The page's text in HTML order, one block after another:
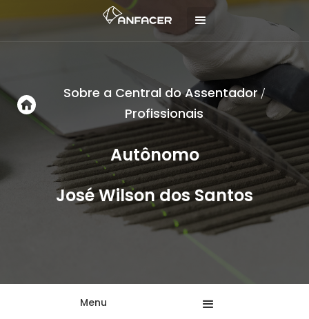
Sobre a Central do Assentador/
Profissionais
Autônomo
José Wilson dos Santos
Menu